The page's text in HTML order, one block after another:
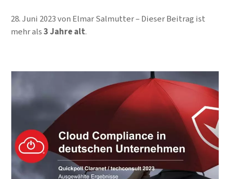
28. Juni 2023von Elmar Salmutter
Dieser Beitrag ist
mehr als3 Jahre alt.